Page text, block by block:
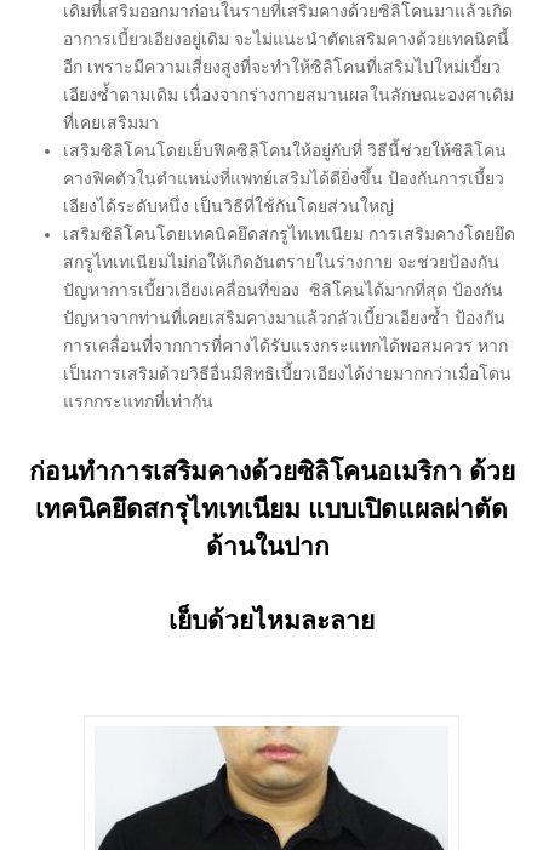
เดิมที่เสริมออกมาก่อนในรายที่เสริมคางด้วยซิลิโคนมาแล้วเกิด
อาการเบี้ยวเอียงอยู่เดิม จะไม่แนะนำตัดเสริมคางด้วยเทคนิคนี้
อีก เพราะมีความเสี่ยงสูงที่จะทำให้ซิลิโคนที่เสริมไปใหม่เบี้ยว
เอียงซ้ำตามเดิม เนื่องจากร่างกายสมานผลในลักษณะองศาเดิม
ที่เคยเสริมมา
เสริมซิลิโคนโดยเย็บฟิคซิลิโคนให้อยู่กับที่ วิธีนี้ช่วยให้ซิลิโคน
คางฟิคตัวในตำแหน่งที่แพทย์เสริมได้ดียิ่งขึ้น ป้องกันการเบี้ยว
เอียงได้ระดับหนึ่ง เป็นวิธีที่ใช้กันโดยส่วนใหญ่
เสริมซิลิโคนโดยเทคนิคยึดสกรูไทเทเนียม การเสริมคางโดยยึด
สกรูไทเทเนียมไม่ก่อให้เกิดอันตรายในร่างกาย จะช่วยป้องกัน
ปัญหาการเบี้ยวเอียงเคลื่อนที่ของ ซิลิโคนได้มากที่สุด ป้องกัน
ปัญหาจากท่านที่เคยเสริมคางมาแล้วกลัวเบี้ยวเอียงซ้ำ ป้องกัน
การเคลื่อนที่จากการที่คางได้รับแรงกระแทกได้พอสมควร หาก
เป็นการเสริมด้วยวิธีอื่นมีสิทธิเบี้ยวเอียงได้ง่ายมากกว่าเมื่อโดน
แรกกระแทกที่เท่ากัน
ก่อนทำการเสริมคางด้วยซิลิโคนอเมริกา ด้วย
เทคนิคยึดสกรุไทเทเนียม แบบเปิดแผลผ่าตัด
ด้านในปาก
เย็บด้วยไหมละลาย